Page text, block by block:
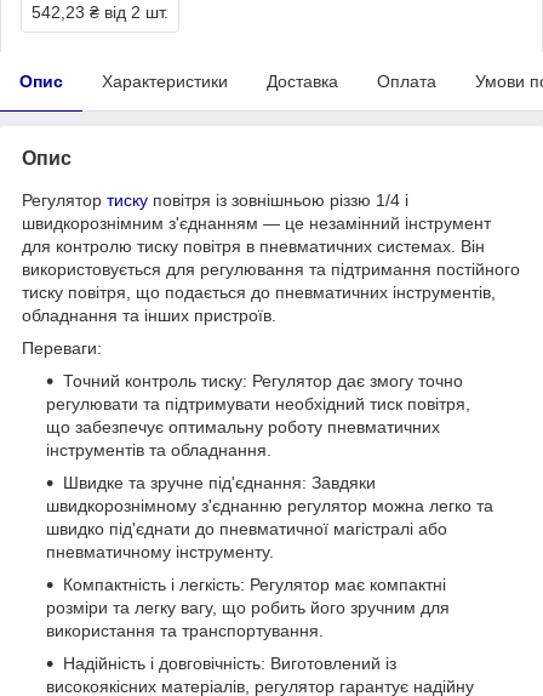
542,23 ₴ від 2 шт.
Опис Характеристики Доставка Оплата Умови
Опис
Регулятор тиску повітря із зовнішньою різзю 1/4 і
швидкорознімним з'єднанням — це незамінний інструмент
для контролю тиску повітря в пневматичних системах. Він
використовується для регулювання та підтримання постійного
тиску повітря, що подається до пневматичних інструментів,
обладнання та інших пристроїв.
Переваги:
Точний контроль тиску: Регулятор дає змогу точно
регулювати та підтримувати необхідний тиск повітря,
що забезпечує оптимальну роботу пневматичних
інструментів та обладнання.
Швидке та зручне під'єднання: Завдяки
швидкорознімному з'єднанню регулятор можна легко та
швидко під'єднати до пневматичної магістралі або
пневматичному інструменту.
Компактність і легкість: Регулятор має компактні
розміри та легку вагу, що робить його зручним для
використання та транспортування.
Надійність і довговічність: Виготовлений із
високоякісних матеріалів, регулятор гарантує надійну